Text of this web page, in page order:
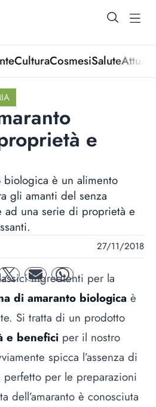
open
CulturaCosmesiSalute
e
biologica è un alimento
gli amanti del senza
ad una serie di proprietà e
27/11/2018
twitter mail whatsapp
ingredienti per la
di amaranto biologica è
Si tratta di un prodotto
e benefici per il nostro
spicca l’assenza di
per le preparazioni
dell’amaranto è conosciuta